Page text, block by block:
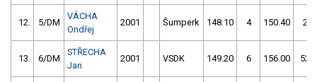
12. 5/DM
VÁCHA
Ondřej
2001 Šumperk 148.10 4 150.40 2
13. 6/DM
STŘECHA
Jan
2001 VSDK 149.20 6 156.00 52